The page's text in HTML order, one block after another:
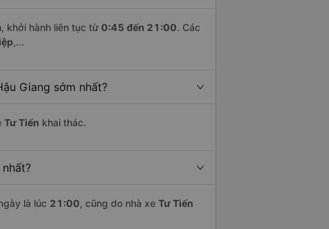
khởi hành liên tục từ0:45 đến 21:00. Các
,...
Giang sớm nhất?
Tư Tiến khai thác.
là lúc 21:00, cũng do nhà xe Tư Tiến